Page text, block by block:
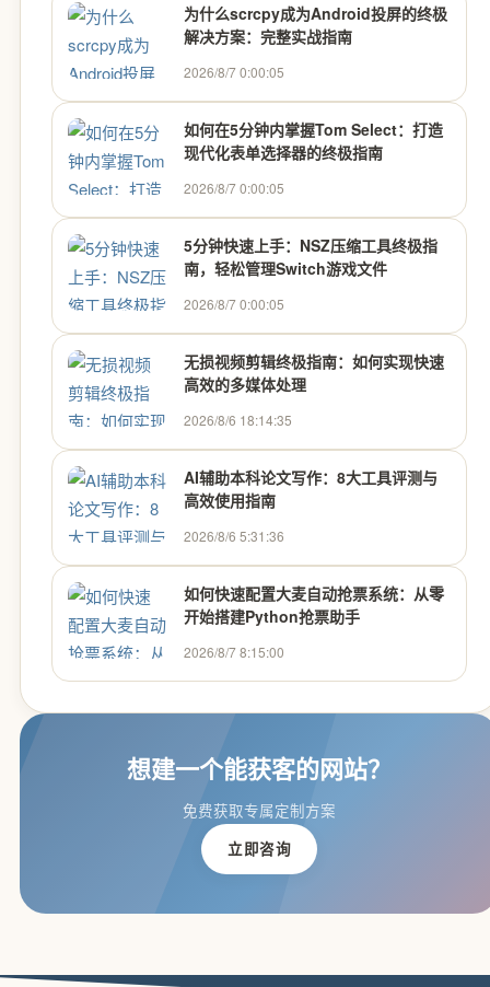
为什么scrcpy成为Android投屏的终极
解决方案：完整实战指南
2026/8/7 0:00:05
如何在5分钟内掌握Tom Select：打造
现代化表单选择器的终极指南
2026/8/7 0:00:05
5分钟快速上手：NSZ压缩工具终极指
南，轻松管理Switch游戏文件
2026/8/7 0:00:05
无损视频剪辑终极指南：如何实现快速
高效的多媒体处理
2026/8/6 18:14:35
AI辅助本科论文写作：8大工具评测与
高效使用指南
2026/8/6 5:31:36
如何快速配置大麦自动抢票系统：从零
开始搭建Python抢票助手
2026/8/7 8:15:00
想建一个能获客的网站？
免费获取专属定制方案
立即咨询